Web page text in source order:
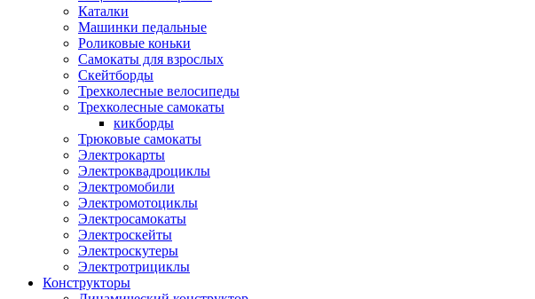
Каталки
Машинки педальные
Роликовые коньки
Самокаты для взрослых
Скейтборды
Трехколесные велосипеды
Трехколесные самокаты
кикборды
Трюковые самокаты
Электрокарты
Электроквадроциклы
Электромобили
Электромотоциклы
Электросамокаты
Электроскейты
Электроскутеры
Электротрициклы
Конструкторы